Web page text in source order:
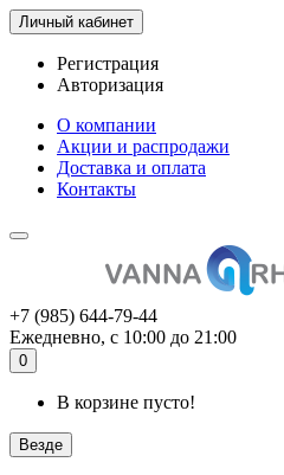
Личный кабинет
Регистрация
Авторизация
О компании
Акции и распродажи
Доставка и оплата
Контакты
+7 (985) 644-79-44
Ежедневно, с 10:00 до 21:00
0
В корзине пусто!
Везде